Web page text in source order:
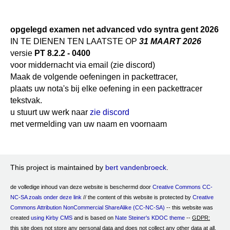
test 01 (dag2) - di 08-01-2019
tentamen (dag 10) - 15/01/2018
test 07 (dag8) - 11/01/2018
test 06 (dag7) - 09/01/2018
test 01 (dag2) - 14/12/2017
asse 12/2017 sysbh
test (dag4) 31/10/2018
interconnexion opgelegd werk 2019
opgelegd examen net advanced vdo syntra gent 2026
IN TE DIENEN TEN LAATSTE OP 31 MAART 2026
versie PT 8.2.2 - 0400
voor middernacht via email (zie discord)
Maak de volgende oefeningen in packettracer,
plaats uw nota's bij elke oefening in een packettracer
tekstvak.
u stuurt uw werk naar zie discord
met vermelding van uw naam en voornaam
This project is maintained by bert vandenbroeck
de volledige inhoud van deze website is beschermd door Creative Commons CC-
NC-SA zoals onder deze link // the content of this website is protected by Creative
Commons Attribution NonCommercial ShareAlike (CC-NC-SA) -- this website was
created using Kirby CMS and is based on Nate Steiner's KDOC theme -- GDPR:
this site does not store any personal data and does not collect any other data at all.